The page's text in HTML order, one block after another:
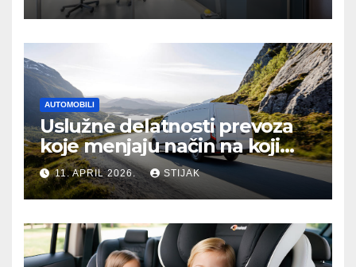
AUTOMOBILI
Uslužne delatnosti prevoza
koje menjaju način na koji
putujemo
11. APRIL 2026. STIJAK